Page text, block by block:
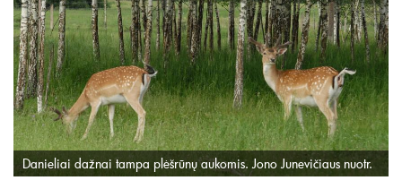
Danieliai dažnai tampa plėšrūnų aukomis. Jono Junevičiaus nuotr.